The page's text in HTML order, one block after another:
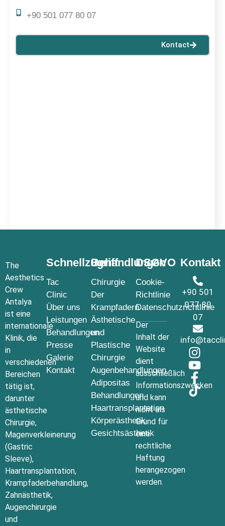
+90 501 077 80 07
Kontact
The
Aesthetics
Crew
Antalya
ist eine
internationale
Klinik, die
in
verschiedenen
Bereichen
tätig ist,
darunter
ästhetische
Chirurgie,
Magenverkleinerung
(Gastric
Sleeve),
Haartransplantation,
Krampfaderbehandlung,
Zahnästhetik,
Augenchirurgie
und
Schnellzugriff
Tac
Clinic
Über uns
Leistungen
Behandlungen
Presse
Galerie
Kontakt
Behandlungen
Chirurgie
Der
Krampfadern
Ästhetische
und
Plastische
Chirurgie
Augenbehandlungen
Adipositas
Behandlungen
Haartransplantation
Körperästhetik
Gesichtsästhetik
DSGVO
Cookie-
Richtlinie
Datenschutzrichtlinie
Der
Inhalt der
Website
dient
ausschließlich
Informationszwecken
und kann
nicht als
Grund für
eine
rechtliche
Haftung
herangezogen
werden.
Kontakt
+90 501
077 80
07